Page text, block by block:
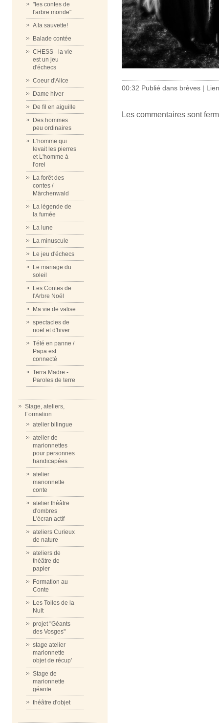
"les contes de
l'arbre monde"
A la sauvette!
Balade contée
CHESS - la vie
est un jeu
d'échecs
Coeur d'Alice
Dame hiver
De fil en aiguille
Des hommes
peu ordinaires
L'homme qui
levait les pierres
et L'homme à
l'orei
La forêt des
contes /
Märchenwald
La légende de
la fumée
La lune
La minuscule
Le jeu d'échecs
Le mariage du
soleil
Les Contes de
l'Arbre Noël
Ma vie de valise
spectacles de
noël et d'hiver
Télé en panne /
Papa est
connecté
Terra Madre -
Paroles de terre
Stage, ateliers,
Formation
atelier bilingue
atelier de
marionnettes
pour personnes
handicapées
atelier
marionnette
conte
atelier théâtre
d'ombres
L'écran actif
ateliers Curieux
de nature
ateliers de
théâtre de
papier
Formation au
Conte
Les Toiles de la
Nuit
projet "Géants
des Vosges"
stage atelier
marionnette
objet de récup'
Stage de
marionnette
géante
théâtre d'objet
00:32 Publié dans brèves |
Les commentaires sont